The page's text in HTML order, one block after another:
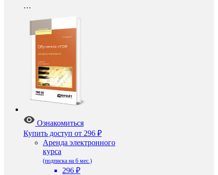
…
Ознакомиться
Купить доступ от 296 ₽
Аренда электронного
курса
(подписка на 6 мес.)
296 ₽